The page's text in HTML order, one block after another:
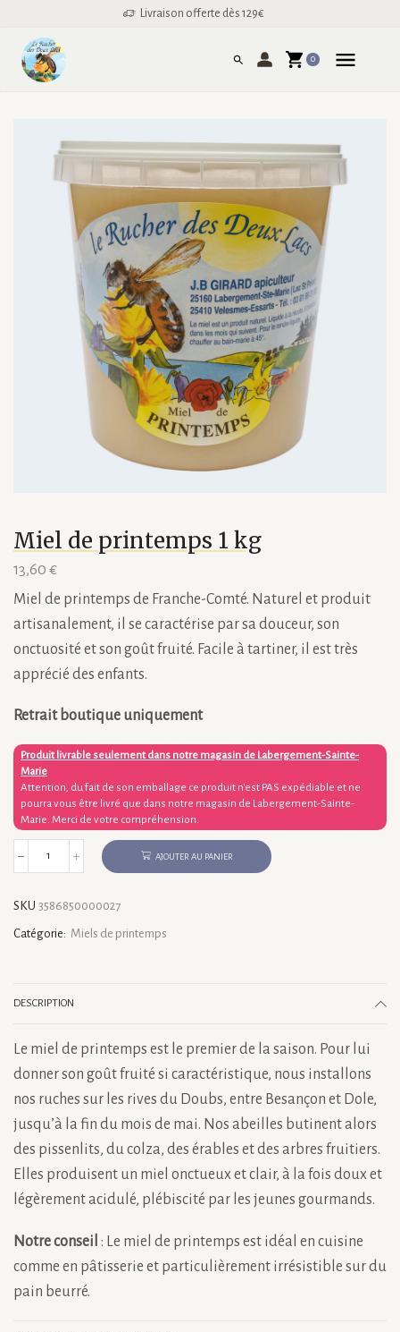
Livraison offerte dès 129€
0
Miel de printemps 1 kg
13,60 €
Miel de printemps de Franche-Comté. Naturel et produit
artisanalement, il se caractérise par sa douceur, son
onctuosité et son goût fruité. Facile à tartiner, il est très
apprécié des enfants.
Retrait boutique uniquement
Produit livrable seulement dans notre magasin de Labergement-Sainte-
Marie
Attention, du fait de son emballage ce produit n'est PAS expédiable et ne
pourra vous être livré que dans notre magasin de Labergement-Sainte-
Marie. Merci de votre compréhension.
quantité
de
printemps
AJOUTER AU PANIER
SKU 3586850000027
Catégorie: Miels de printemps
DESCRIPTION
Le miel de printemps est le premier de la saison. Pour lui
donner son goût fruité si caractéristique, nous installons
nos ruches sur les rives du Doubs, entre Besançon et Dole,
jusqu’à la fin du mois de mai. Nos abeilles butinent alors
des pissenlits, du colza, des érables et des arbres fruitiers.
Elles produisent un miel onctueux et clair, à la fois doux et
légèrement acidulé, plébiscité par les jeunes gourmands.
Notre conseil : Le miel de printemps est idéal en cuisine
comme en pâtisserie et particulièrement irrésistible sur du
pain beurré.